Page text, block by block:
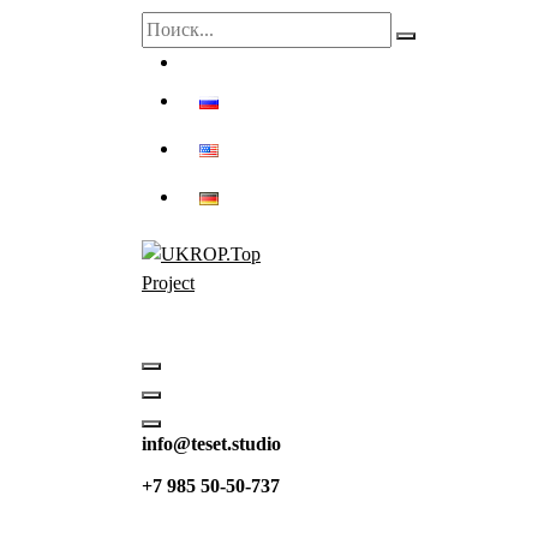
Искать:
info@teset.studio
+7 985 50-50-737